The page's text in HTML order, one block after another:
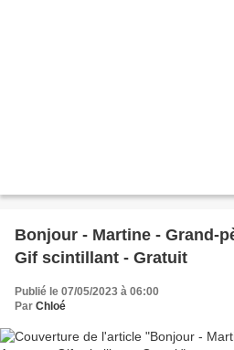
Bonjour - Martine - Grand-
Gif scintillant - Gratuit
Publié le 07/05/2023 à 06:00
Par Chloé